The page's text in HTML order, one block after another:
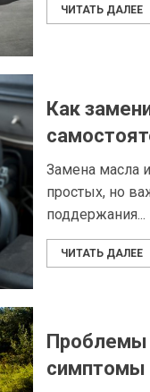
ЧИТАТЬ ДАЛЕЕ
Как
Замена масла
простых, но
поддержания...
ЧИТАТЬ ДАЛЕЕ
Проблемы
симптомы